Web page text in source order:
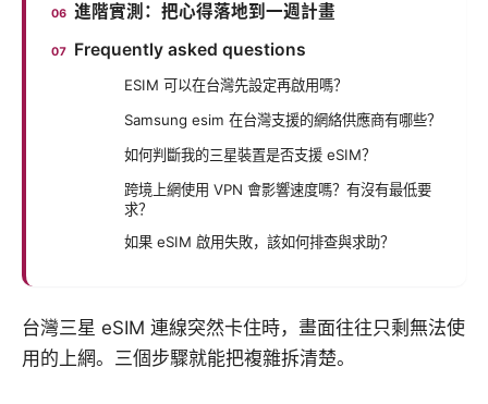
進階實測：把心得落地到一週計畫
Frequently asked questions
ESIM 可以在台灣先設定再啟用嗎？
Samsung esim 在台灣支援的網絡供應商有哪些？
如何判斷我的三星裝置是否支援 eSIM？
跨境上網使用 VPN 會影響速度嗎？有沒有最低要
求？
如果 eSIM 啟用失敗，該如何排查與求助？
台灣三星 eSIM 連線突然卡住時，畫面往往只剩無法使
用的上網。三個步驟就能把複雜拆清楚。